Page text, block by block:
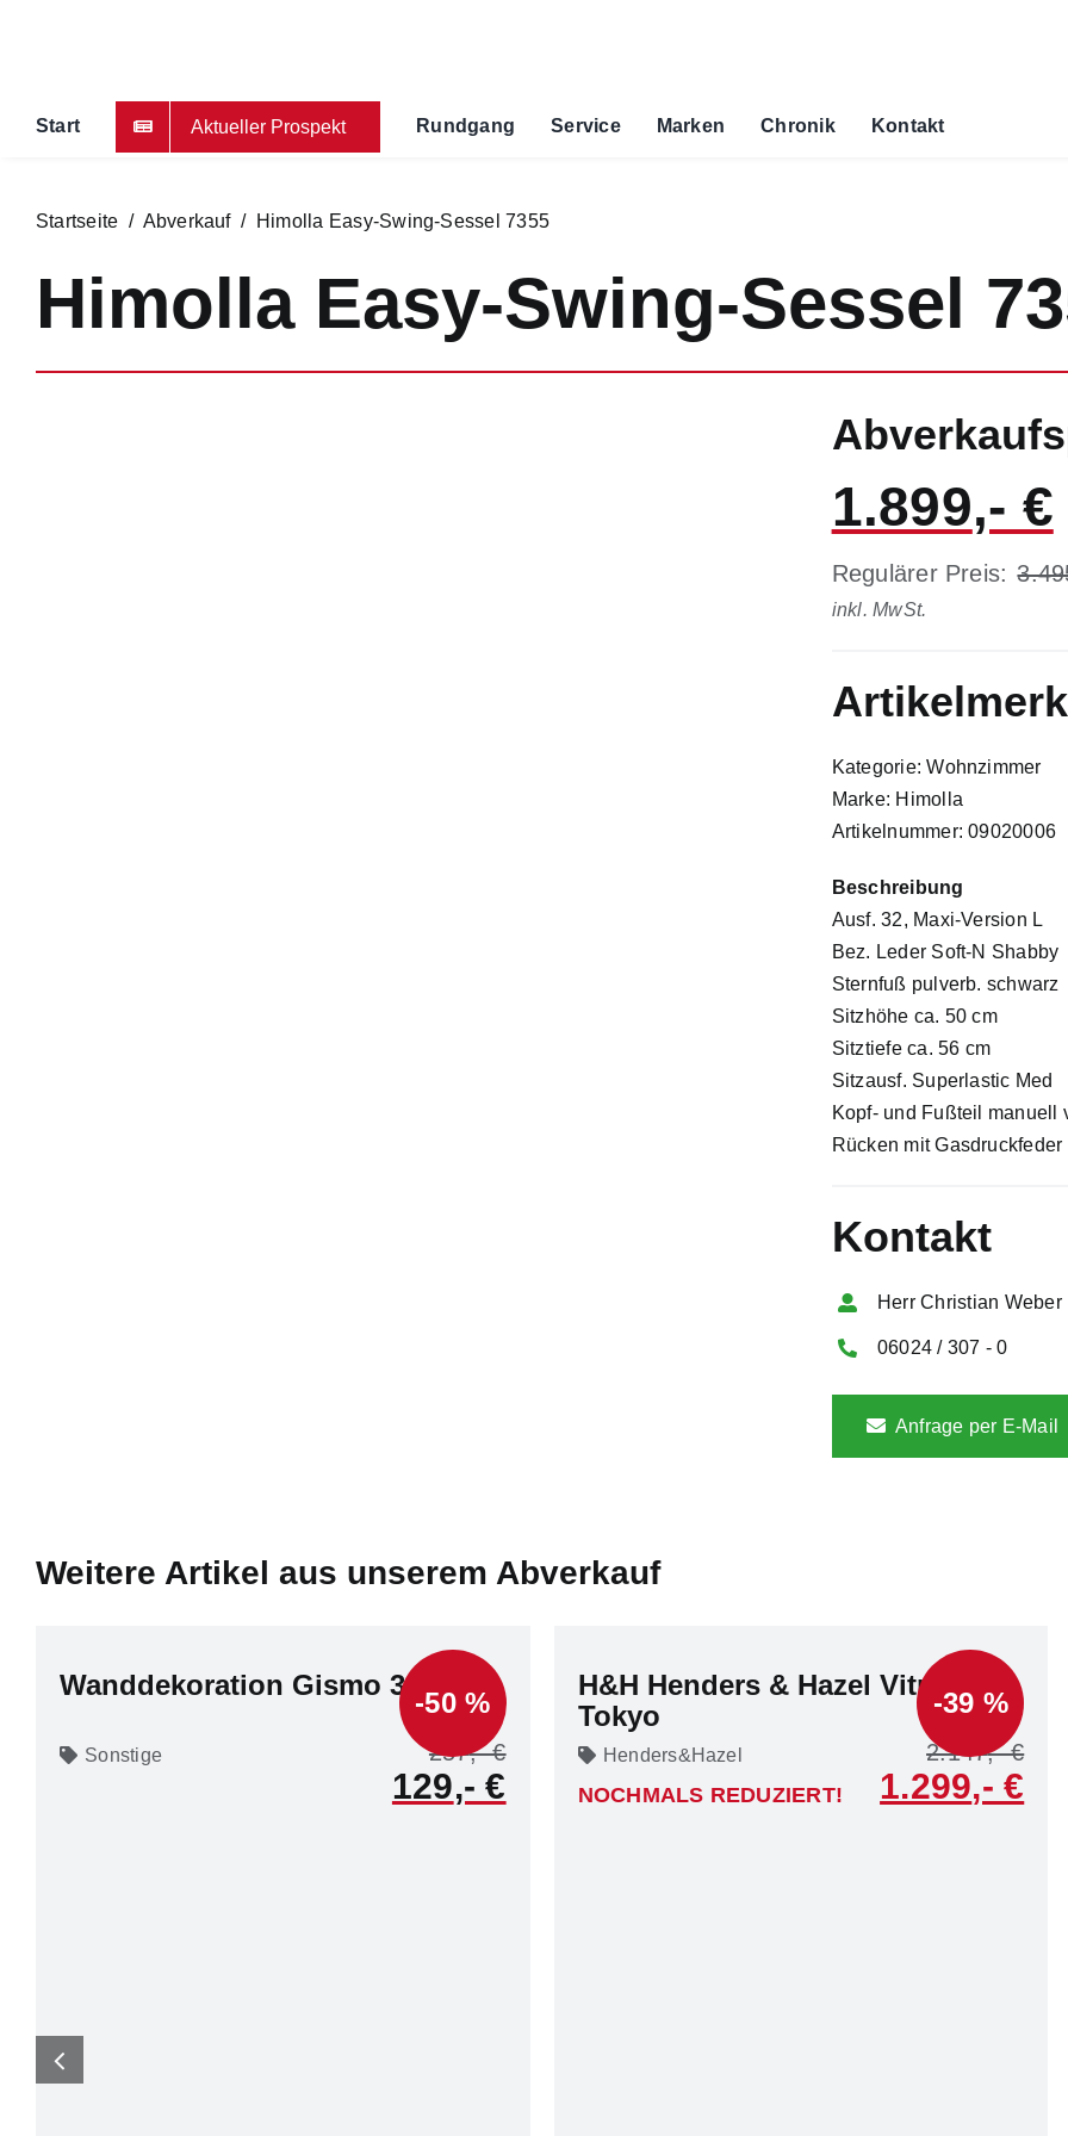
Start Aktueller Prospekt Rundgang Service Marken Chronik Kontakt
Startseite / Abverkauf/ Himolla Easy-Swing-Sessel 7355
Himolla Easy-Swing-Sessel
1.899
Regulärer Preis:
inkl. MwSt.
Kategorie: Wohnzimmer
Marke: Himolla
Artikelnummer: 09020006
Beschreibung
Ausf. 32, Maxi-Version L
Bez. Leder Soft-N Shabby
Sternfuß pulverb. schwarz
Sitzhöhe ca. 50 cm
Sitztiefe ca. 56 cm
Sitzausf. Superlastic Med
Kopf- und Fußteil manuell
Rücken mit Gasdruckfeder
Kontakt
Herr Christian Weber
06024 / 307 - 0
Anfrage per E-Mail
Weitere Artikel aus unserem Abverkauf
Wanddekoration Gismo 3-tlg.
-50 %
Sonstige 257
129
H&H Henders & Hazel Vitrine
Tokyo
-39 %
Henders&Hazel 2.147
NOCHMALS REDUZIERT! 1.299